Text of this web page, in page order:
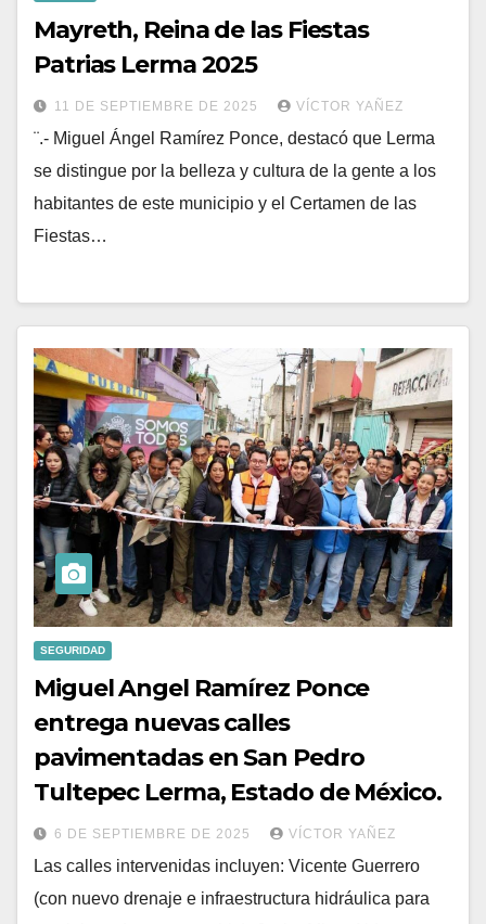
Mayreth, Reina de las Fiestas
Patrias Lerma 2025
11 DE SEPTIEMBRE DE 2025 VÍCTOR YAÑEZ
¨.- Miguel Ángel Ramírez Ponce, destacó que Lerma
se distingue por la belleza y cultura de la gente a los
habitantes de este municipio y el Certamen de las
Fiestas…
SEGURIDAD
Miguel Angel Ramírez Ponce
entrega nuevas calles
pavimentadas en San Pedro
Tultepec Lerma, Estado de México.
6 DE SEPTIEMBRE DE 2025 VÍCTOR YAÑEZ
Las calles intervenidas incluyen: Vicente Guerrero
(con nuevo drenaje e infraestructura hidráulica para